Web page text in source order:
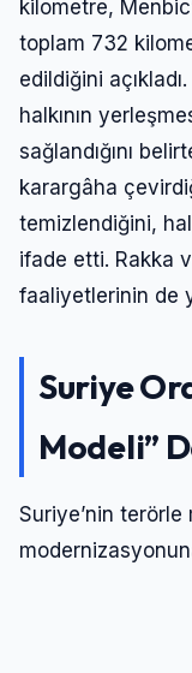
kilometre,
toplam 732
edildiğini
halkının
sağlandığını
karargâha
temizlendiğini,
ifade etti. Rakka
faaliyetlerinin de
Suriye
Modeli”
Suriye’nin